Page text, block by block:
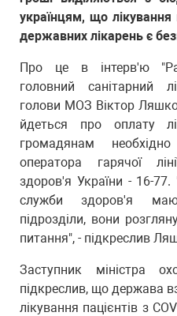
українцям, що лікування
державних лікарень є
Про це в інтерв'ю
головний санітарний
голови МОЗ Віктор
йдеться про оплату
громадянам
оператора гарячої
здоров'я України - 16-77.
служби здоров'я
підрозділи, вони
питання", - підкреслив
Заступник міністра
підкреслив, що держава
лікування пацієнтів з